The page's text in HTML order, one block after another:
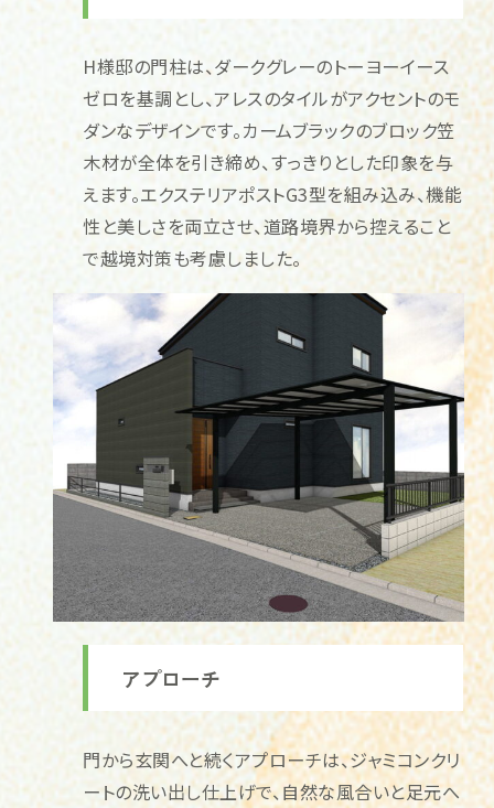
H様邸の門柱は、ダークグレーのトーヨーイース
ゼロを基調とし、アレスのタイルがアクセントのモ
ダンなデザインです。カームブラックのブロック笠
木材が全体を引き締め、すっきりとした印象を与
えます。エクステリアポストG3型を組み込み、機能
性と美しさを両立させ、道路境界から控えること
で越境対策も考慮しました。
アプローチ
門から玄関へと続くアプローチは、ジャミコンクリ
ートの洗い出し仕上げで、自然な風合いと足元へ